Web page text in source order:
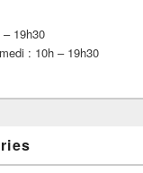
19h30
: 10h – 19h30